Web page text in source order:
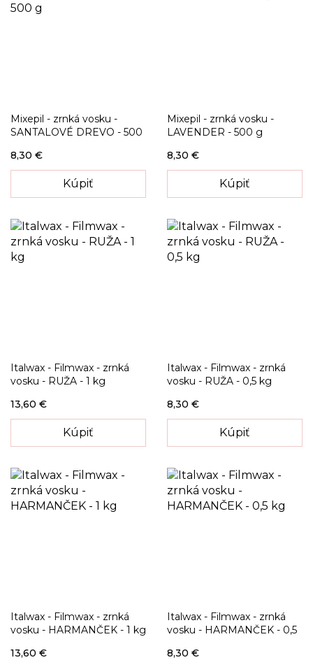
Mixepil - zrnká vosku -
SANTALOVÉ DREVO - 500
8,30 €
Kúpiť
Mixepil - zrnká vosku -
LAVENDER - 500 g
8,30 €
Kúpiť
Italwax - Filmwax - zrnká
vosku - RUŽA - 1 kg
13,60 €
Kúpiť
Italwax - Filmwax - zrnká
vosku - RUŽA - 0,5 kg
8,30 €
Kúpiť
Italwax - Filmwax - zrnká
vosku - HARMANČEK - 1 kg
13,60 €
Italwax - Filmwax - zrnká
vosku - HARMANČEK - 0,5
8,30 €